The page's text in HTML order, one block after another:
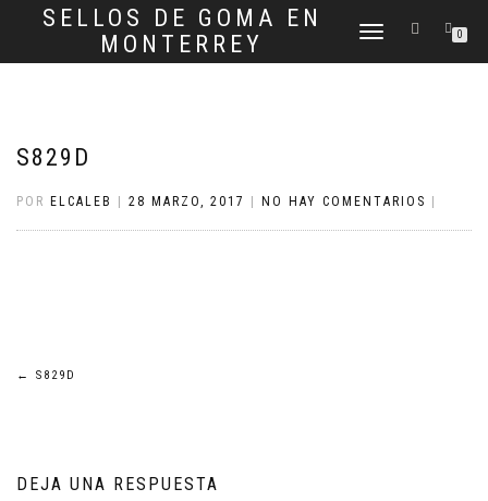
SELLOS DE GOMA EN
MONTERREY
CAMBIAR
0
S829D
POR ELCALEB 28 MARZO, 2017 NO HAY COMENTARIOS
Navegación
entradas
← S829D
DEJA UNA RESPUESTA